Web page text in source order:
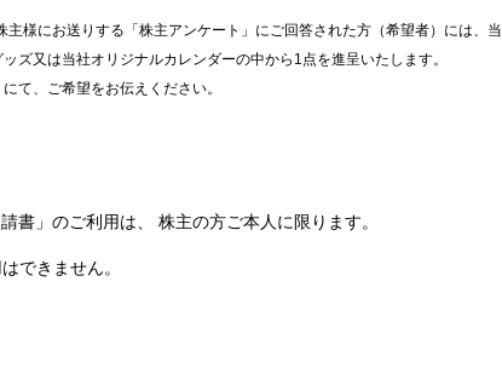
主様にお送りする「株主アンケート」にご回答された方（希望者）には、当
ズ又は当社オリジナルカレンダーの中から1点を進呈いたします。
て、ご希望をお伝えください。
書」のご利用は、 株主の方ご本人に限ります。
できません。